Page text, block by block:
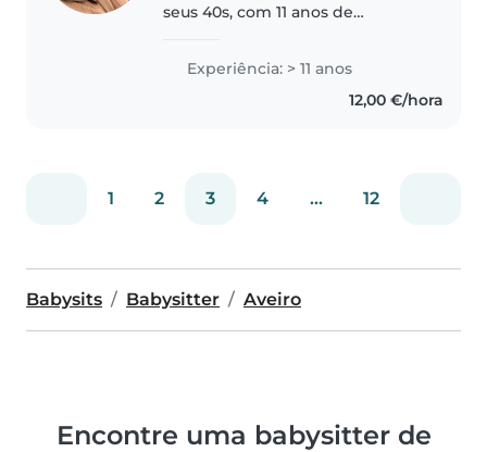
seus 40s, com 11 anos de
crianças em idade pré-escolar e
em idade escolar. Sou paciente,
responsável e adoro ajudar com
Experiência: > 11 anos
12,00 €/hora
1 2 3 4 ... 12
Babysits Babysitter Aveiro
Encontre uma babysitter de